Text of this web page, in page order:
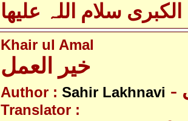
سلام اللہ علیھا
Khair ul Amal
خیر العمل
Author : Sahir Lakhnavi
Translator :